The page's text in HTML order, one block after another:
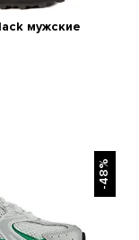
мужские
-48%